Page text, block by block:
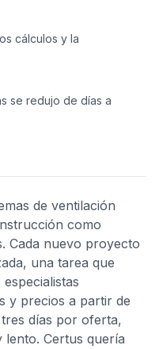
cálculos y la
se redujo de días a
de ventilación
como
Cada nuevo proyecto
una tarea que
y precios a partir de
días por oferta,
Certus quería